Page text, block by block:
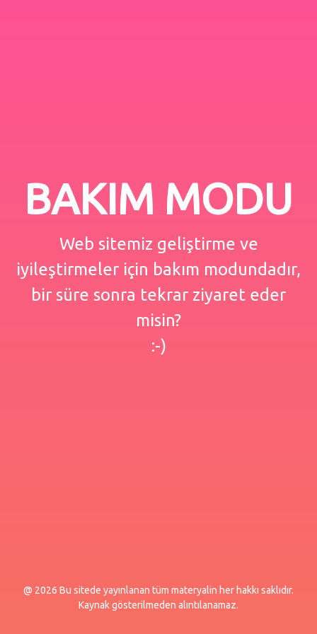
BAKIM MODU
Web sitemiz geliştirme ve
iyileştirmeler için bakım modundadır,
bir süre sonra tekrar ziyaret eder
misin?
:-)
@ 2026 Bu sitede yayınlanan tüm materyalin her hakkı saklıdır.
Kaynak gösterilmeden alıntılanamaz.